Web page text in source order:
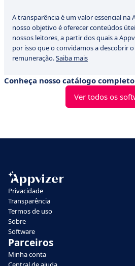
A transparência é um valor essencial na
nosso objetivo é oferecer conteúdos
nossos leitores, a partir dos quais a
por isso que o convidamos a descobrir
remuneração.Saiba mais
Conheça nosso catálogo
Ver todos os
Privacidade
Transparência
Termos de uso
Sobre
Software
Parceiros
Minha conta